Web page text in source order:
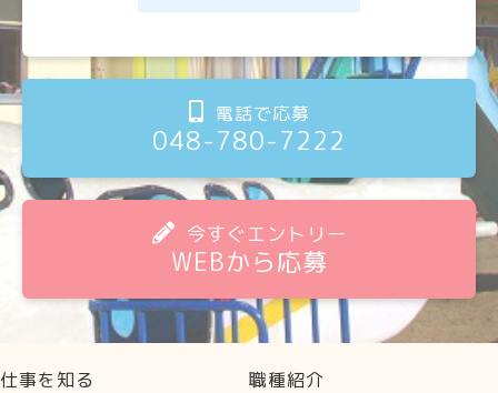
電話で応募
048-780-7222
今すぐエントリー
WEBから応募
仕事を知る
職種紹介